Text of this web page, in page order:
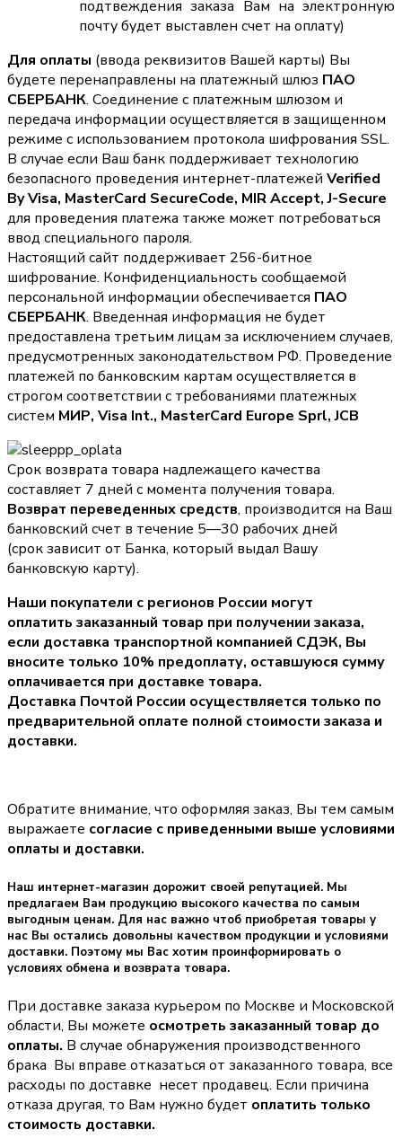
подтвеждения заказа Вам на электронную
почту будет выставлен счет на оплату)
Для оплаты (ввода реквизитов Вашей карты) Вы
будете перенаправлены на платежный шлюз ПАО
СБЕРБАНК. Соединение с платежным шлюзом и
передача информации осуществляется в защищенном
режиме с использованием протокола шифрования SSL.
В случае если Ваш банк поддерживает технологию
безопасного проведения интернет-платежей Verified
By Visa, MasterCard SecureCode, MIR Accept, J-Secure
для проведения платежа также может потребоваться
ввод специального пароля.
Настоящий сайт поддерживает 256-битное
шифрование. Конфиденциальность сообщаемой
персональной информации обеспечивается ПАО
СБЕРБАНК. Введенная информация не будет
предоставлена третьим лицам за исключением случаев,
предусмотренных законодательством РФ. Проведение
платежей по банковским картам осуществляется в
строгом соответствии с требованиями платежных
систем МИР, Visa Int., MasterCard Europe Sprl, JCB
Срок возврата товара надлежащего качества
составляет 7 дней с момента получения товара.
Возврат переведенных средств, производится на Ваш
банковский счет в течение 5—30 рабочих дней
(срок зависит от Банка, который выдал Вашу
банковскую карту).
Наши покупатели с регионов России могут
оплатить заказанный товар при получении заказа,
если доставка транспортной компанией СДЭК, Вы
вносите только 10% предоплату, оставшуюся сумму
оплачивается при доставке товара.
Доставка Почтой России осуществляется только по
предварительной оплате полной стоимости заказа и
доставки.
Обратите внимание, что оформляя заказ, Вы тем самым
выражаете согласие с приведенными выше условиями
оплаты и доставки.
Наш интернет-магазин дорожит своей репутацией. Мы
предлагаем Вам продукцию высокого качества по самым
выгодным ценам. Для нас важно чтоб приобретая товары у
нас Вы остались довольны качеством продукции и условиями
доставки. Поэтому мы Вас хотим проинформировать о
условиях обмена и возврата товара.
При доставке заказа курьером по Москве и Московской
области, Вы можете осмотреть заказанный товар до
оплаты. В случае обнаружения производственного
брака Вы вправе отказаться от заказанного товара, все
расходы по доставке несет продавец. Если причина
отказа другая, то Вам нужно будет оплатить только
стоимость доставки.